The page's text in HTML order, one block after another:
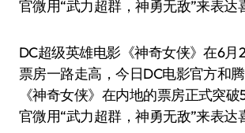
官微用“武力超群，神勇无敌”来表达
DC超级英雄电影《神奇女侠》在6月
票房一路走高，今日DC电影官方和
《神奇女侠》在内地的票房正式突
官微用“武力超群，神勇无敌”来表达